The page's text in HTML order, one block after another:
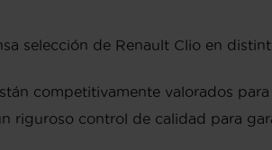
selección de Renault Clio en
competitivamente valorados
riguroso control de calidad para